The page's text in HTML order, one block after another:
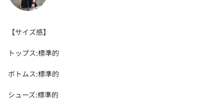
【サイズ感】
トップス:標準的
ボトムス:標準的
シューズ:標準的